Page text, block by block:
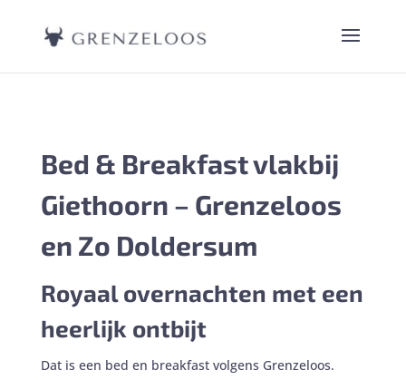
Bed & Breakfast vlakbij
Giethoorn – Grenzeloos
en Zo Doldersum
Royaal overnachten met een
heerlijk ontbijt
Dat is een bed en breakfast volgens Grenzeloos.